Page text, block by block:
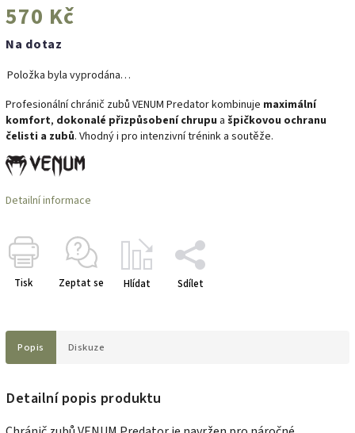
570 Kč
Na dotaz
Položka byla vyprodána…
Profesionální chránič zubů VENUM Predator kombinuje maximální
komfort, dokonalé přizpůsobení chrupu a špičkovou ochranu
čelisti a zubů. Vhodný i pro intenzivní trénink a soutěže.
Detailní informace
Tisk Zeptat se Hlídat Sdílet
Popis Diskuze
Detailní popis produktu